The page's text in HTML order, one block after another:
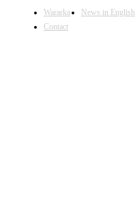
Wararka News in English
Contact